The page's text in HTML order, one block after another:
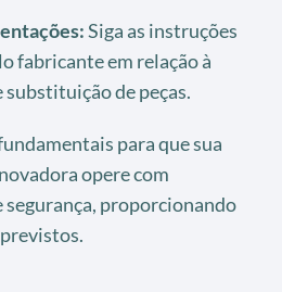
Siga as instruções
fabricante em relação à
substituição de peças.
para que sua
opere com
segurança, proporcionando